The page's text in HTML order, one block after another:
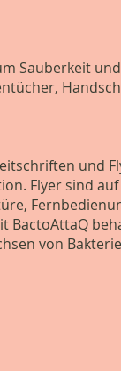
Sauberkeit
und
Flyer sind
von